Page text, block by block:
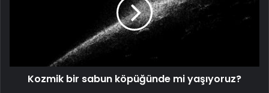
Kozmik bir sabun köpüğünde mi yaşıyoruz?